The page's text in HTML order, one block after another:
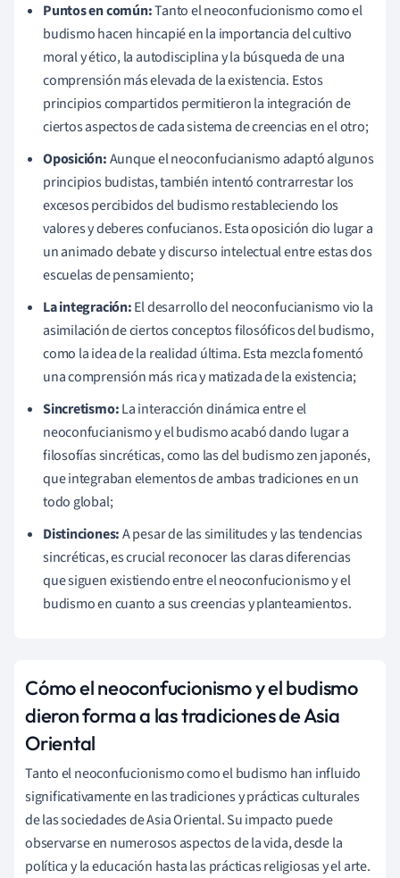
Puntos en común:Tanto el neoconfucionismo como el
budismo hacen hincapié en la importancia del cultivo
moral y ético, la autodisciplina y la búsqueda de una
comprensión más elevada de la existencia. Estos
principios compartidos permitieron la integración de
ciertos aspectos de cada sistema de creencias en el otro;
Oposición:Aunque el neoconfucianismo adaptó algunos
principios budistas, también intentó contrarrestar los
excesos percibidos del budismo restableciendo los
valores y deberes confucianos. Esta oposición dio lugar a
un animado debate y discurso intelectual entre estas dos
escuelas de pensamiento;
La integración:El desarrollo del neoconfucianismo vio la
asimilación de ciertos conceptos filosóficos del budismo,
como la idea de la realidad última. Esta mezcla fomentó
una comprensión más rica y matizada de la existencia;
Sincretismo:La interacción dinámica entre el
neoconfucianismo y el budismo acabó dando lugar a
filosofías sincréticas, como las del budismo zen japonés,
que integraban elementos de ambas tradiciones en un
todo global;
Distinciones:A pesar de las similitudes y las tendencias
sincréticas, es crucial reconocer las claras diferencias
que siguen existiendo entre el neoconfucionismo y el
budismo en cuanto a sus creencias y planteamientos.
Cómo el neoconfucionismo y el budismo
dieron forma a las tradiciones de Asia
Oriental
Tanto el neoconfucionismo como el budismo han influido
significativamente en las tradiciones y prácticas culturales
de las sociedades de Asia Oriental. Su impacto puede
observarse en numerosos aspectos de la vida, desde la
política y la educación hasta las prácticas religiosas y el arte.